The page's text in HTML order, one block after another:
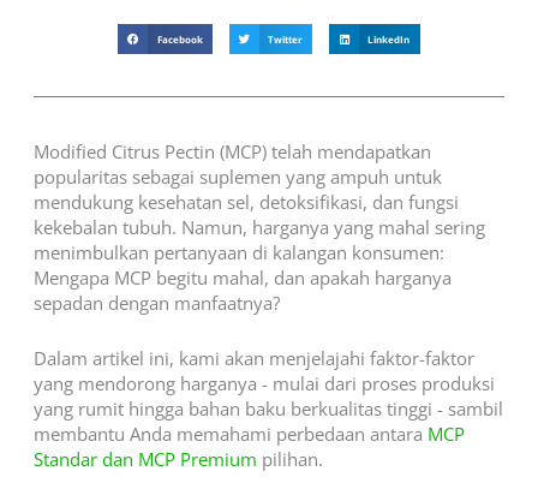
Facebook Twitter LinkedIn
Modified Citrus Pectin (MCP) telah mendapatkan
popularitas sebagai suplemen yang ampuh untuk
mendukung kesehatan sel, detoksifikasi, dan fungsi
kekebalan tubuh. Namun, harganya yang mahal sering
menimbulkan pertanyaan di kalangan konsumen:
Mengapa MCP begitu mahal, dan apakah harganya
sepadan dengan manfaatnya?
Dalam artikel ini, kami akan menjelajahi faktor-faktor
yang mendorong harganya - mulai dari proses produksi
yang rumit hingga bahan baku berkualitas tinggi - sambil
membantu Anda memahami perbedaan antara MCP
Standar dan MCP Premium pilihan.